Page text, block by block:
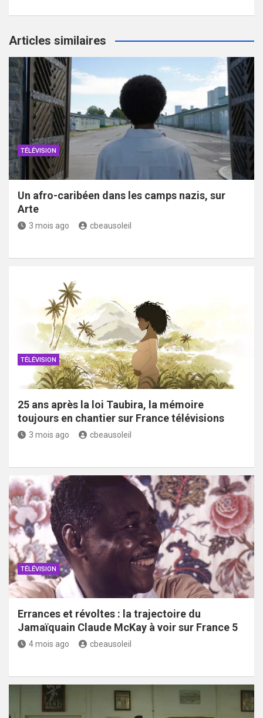
Articles similaires
TÉLÉVISION
Un afro-caribéen dans les camps nazis, sur
Arte
3 mois ago cbeausoleil
TÉLÉVISION
25 ans après la loi Taubira, la mémoire
toujours en chantier sur France télévisions
3 mois ago cbeausoleil
TÉLÉVISION
Errances et révoltes : la trajectoire du
Jamaïquain Claude McKay à voir sur France 5
4 mois ago cbeausoleil